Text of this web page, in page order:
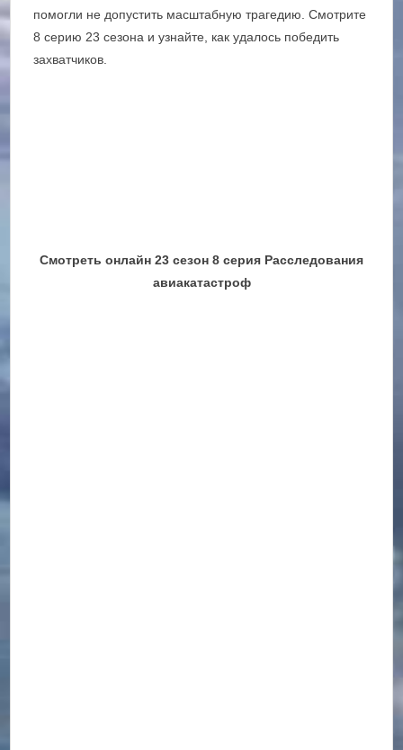
помогли не допустить масштабную трагедию. Смотрите
8 серию 23 сезона и узнайте, как удалось победить
захватчиков.
Смотреть онлайн 23 сезон 8 серия Расследования
авиакатастроф